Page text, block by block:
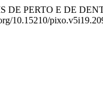
DE PERTO E DE
10.15210/